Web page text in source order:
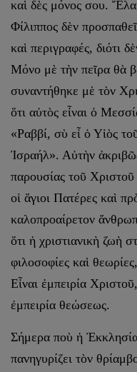
καὶ δὲς μόνος σου.
Φίλιππος δὲν
καὶ περιγραφές, διότι
Μόνο μὲ τὴν πεῖρα θὰ
συναντήθηκε μὲ τὸν
ὅτι αὐτὸς εἶναι ὁ
«Ραββί, σὺ εἶ ὁ Υἱὸς
Ἰσραήλ». Αὐτὴν
παρουσίας τοῦ
οἱ ἅγιοι Πατέρες καὶ
καλοπροαίρετον
ὅτι ἡ χριστιανικὴ ζωὴ
φιλοσοφίες καὶ
Εἶναι ἐμπειρία
ἐμπειρία θεώσεως.
Σήμερα ποὺ ἡ Ἐκκλησία
πανηγυρίζει τὸν